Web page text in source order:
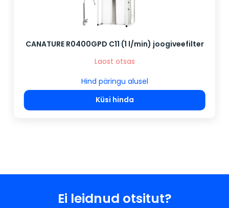
CANATURE R0400GPD C11 (1 l/min) joogiveefilter
Laost otsas
Hind päringu alusel
Küsi hinda
Ei leidnud otsitut?